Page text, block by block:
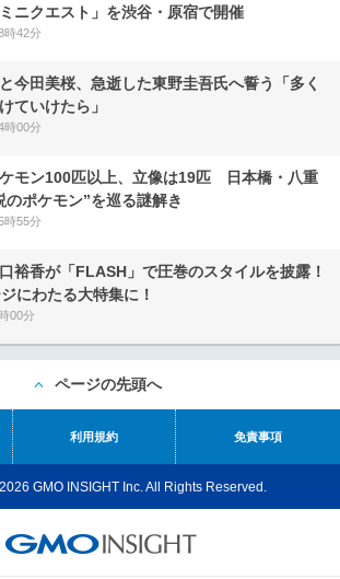
ニクエスト」を渋谷・原宿で開催
時42分
今田美桜、急逝した東野圭吾氏へ誓う「多く
ていけたら」
時00分
モン100匹以上、立像は19匹 日本橋・八重
のポケモン”を巡る謎解き
時55分
裕香が「FLASH」で圧巻のスタイルを披露！
にわたる大特集に！
00分
ページの先頭へ
利用規約 免責事項
GMO INSIGHT Inc. All Rights Reserved.